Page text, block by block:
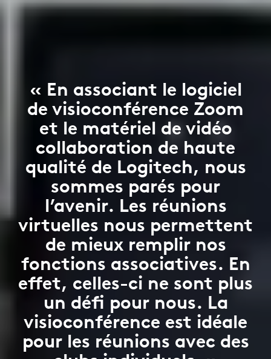
« En associant le logiciel
de visioconférence Zoom
et le matériel de vidéo
collaboration de haute
qualité de Logitech, nous
sommes parés pour
l’avenir. Les réunions
virtuelles nous permettent
de mieux remplir nos
fonctions associatives. En
effet, celles-ci ne sont plus
un défi pour nous. La
visioconférence est idéale
pour les réunions avec des